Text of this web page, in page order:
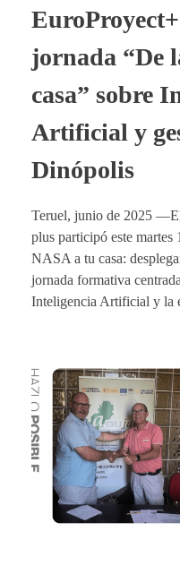
jornada “De
casa” sobre
Artificial y
Dinópolis
Teruel, junio de 2025
plus participó este
NASA a tu casa:
jornada formativa
Inteligencia Artificial y la